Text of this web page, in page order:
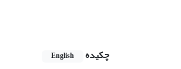
چکیده
English